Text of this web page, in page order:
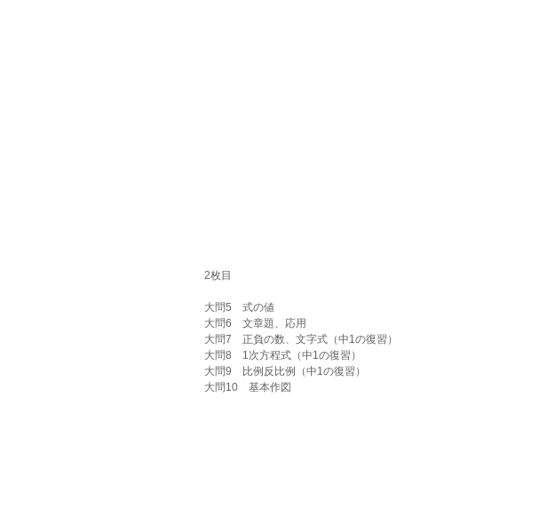
2枚目
大問5　式の値
大問6　文章題、応用
大問7　正負の数、文字式（中1の復習）
大問8　1次方程式（中1の復習）
大問9　比例反比例（中1の復習）
大問10　基本作図